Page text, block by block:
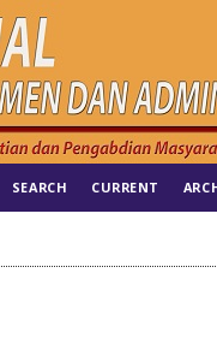
SEARCH CURRENT